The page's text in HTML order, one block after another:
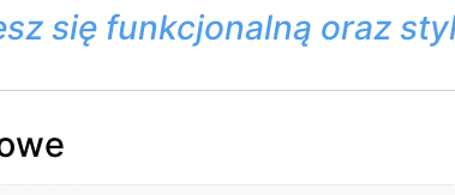
się funkcjonalną oraz